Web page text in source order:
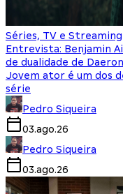
Séries, TV e Streaming
Entrevista: Benjamin
de dualidade de
Jovem ator é um dos
série
Pedro Siqueira
03.ago.26
Pedro Siqueira
03.ago.26